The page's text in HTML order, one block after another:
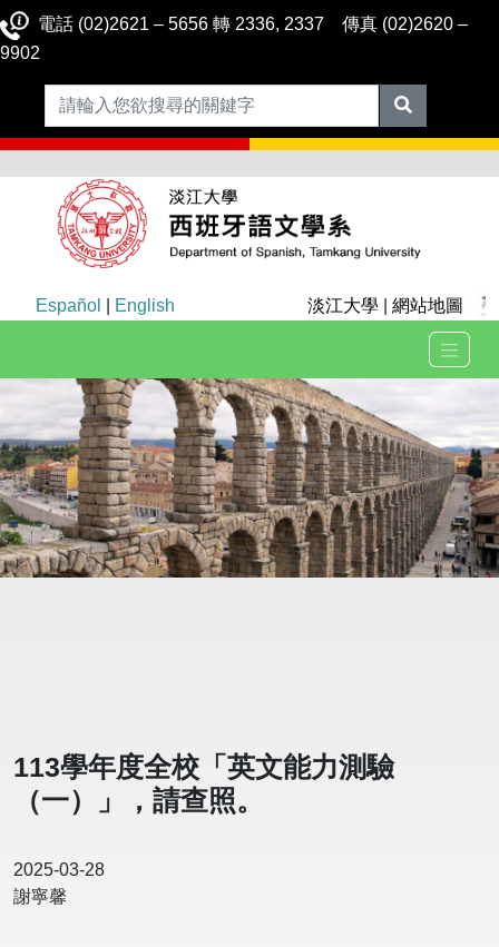
電話 (02)2621 – 5656 轉 2336, 2337 傳真 (02)2620 –
9902
Español English 淡江大學 網站地圖
113學年度全校「英文能力測驗
（一）」，請查照。
2025-03-28
謝寧馨